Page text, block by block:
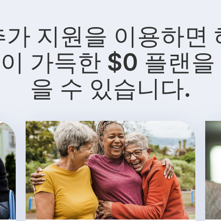
가 지원을 이용하면
가득한 $0 플랜을
을 수 있습니다.